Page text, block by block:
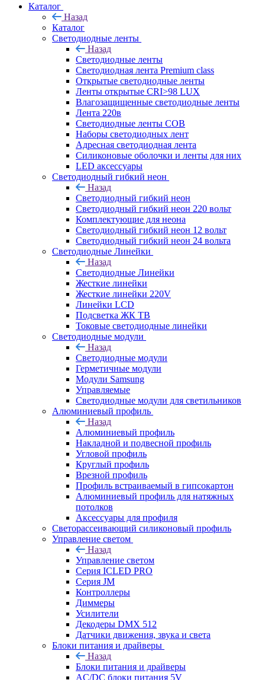
Каталог
Назад
Каталог
Светодиодные ленты
Назад
Светодиодные ленты
Светодиодная лента Premium class
Открытые светодиодные ленты
Ленты открытые CRI>98 LUX
Влагозащищенные светодиодные ленты
Лента 220в
Светодиодные ленты COB
Наборы светодиодных лент
Адресная светодиодная лента
Силиконовые оболочки и ленты для них
LED аксессуары
Светодиодный гибкий неон
Назад
Светодиодный гибкий неон
Светодиодный гибкий неон 220 вольт
Комплектующие для неона
Светодиодный гибкий неон 12 вольт
Светодиодный гибкий неон 24 вольта
Светодиодные Линейки
Назад
Светодиодные Линейки
Жесткие линейки
Жесткие линейки 220V
Линейки LCD
Подсветка ЖК ТВ
Токовые светодиодные линейки
Светодиодные модули
Назад
Светодиодные модули
Герметичные модули
Модули Samsung
Управляемые
Светодиодные модули для светильников
Алюминиевый профиль
Назад
Алюминиевый профиль
Накладной и подвесной профиль
Угловой профиль
Круглый профиль
Врезной профиль
Профиль встраиваемый в гипсокартон
Алюминиевый профиль для натяжных
потолков
Аксессуары для профиля
Светорассеивающий силиконовый профиль
Управление светом
Назад
Управление светом
Серия ICLED PRO
Серия JM
Контроллеры
Диммеры
Усилители
Декодеры DMX 512
Датчики движения, звука и света
Блоки питания и драйверы
Назад
Блоки питания и драйверы
AC/DC блоки питания 5V